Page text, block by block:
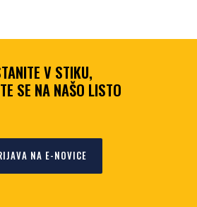
V STIKU,
SE NA NAŠO LISTO
NA E-NOVICE